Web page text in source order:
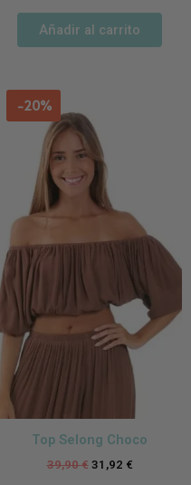
Añadir al carrito
-20%
Top Selong Choco
39,90€ 31,92 €